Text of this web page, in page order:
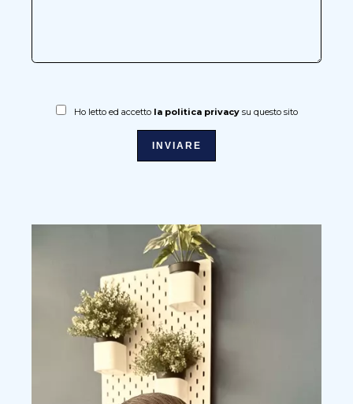
Ho letto ed accetto la politica privacysu questo sito
INVIARE